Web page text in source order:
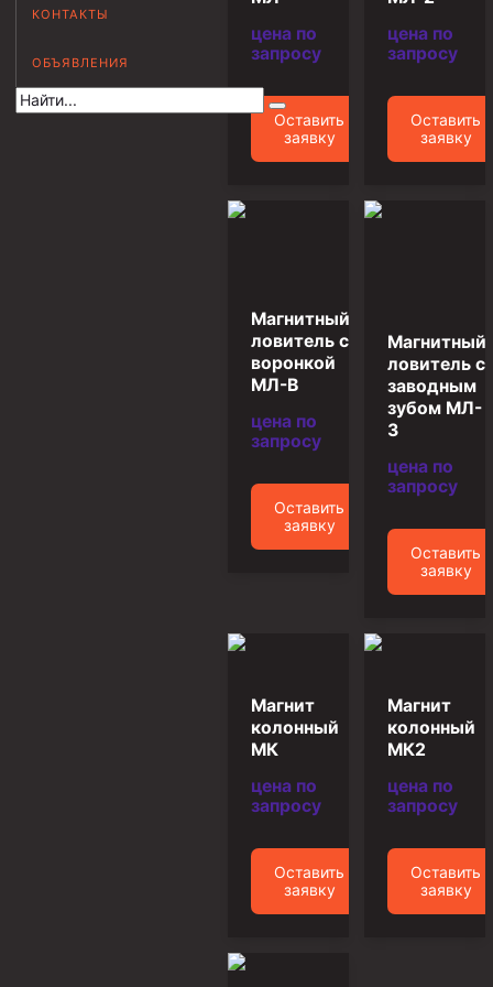
КОНТАКТЫ
ОБЪЯВЛЕНИЯ
Муфта НКВ 60
Муфта НКТ 60
цена по
запросу
Оставить
заявку
цена по
запросу
Оставить
заявку
Магнитный
ловитель с
воронкой
МЛ-В
цена по
запросу
Оставить
заявку
Магнитный
ловитель с
заводным
зубом МЛ-
З
цена по
запросу
Оставить
заявку
Магнит
колонный
МК
цена по
запросу
Оставить
заявку
Магнит
колонный
МК2
цена по
запросу
Оставить
заявку